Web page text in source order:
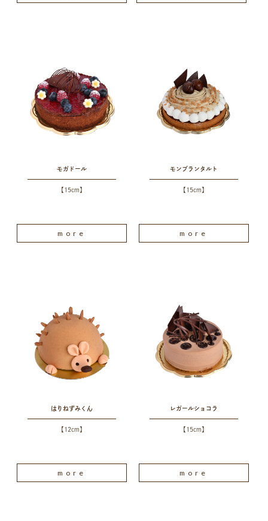
モガドール
【15cm】
more
モンブランタルト
【15cm】
more
はりねずみくん
【12cm】
more
レガールショコラ
【15cm】
more